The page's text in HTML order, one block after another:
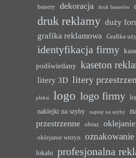
banery dekoracja druk banerów
druk reklamy duży
grafika reklamowa Grafika
identyfikacja firmy
podświetlany kaseton
litery 3D litery
pleksi logo logo firmy
naklejki na szyby
napisy na szyby
przestrzenne
obraz
oklejanie witryn oznakowanie
lokalu profesjonalna